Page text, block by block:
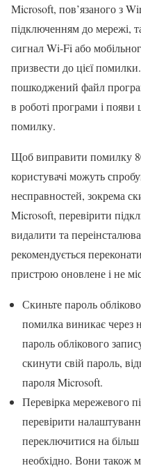
Microsoft, пов’язаного з
підключенням до мережі,
сигнал Wi-Fi або
призвести до цієї
пошкоджений файл
в роботі програми і
помилку.
Щоб виправити помилку
користувачі можуть
несправностей, зокрема
Microsoft, перевірити
видалити та
рекомендується
пристрою оновлене і не
Скиньте пароль
помилка виникає через
пароль облікового
скинути свій пароль,
пароля Microsoft.
Перевірка мережевого
перевірити
переключитися на
необхідно. Вони також